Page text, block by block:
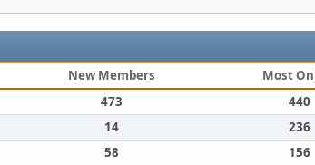
New Members
Most
473
440
14
236
58
156